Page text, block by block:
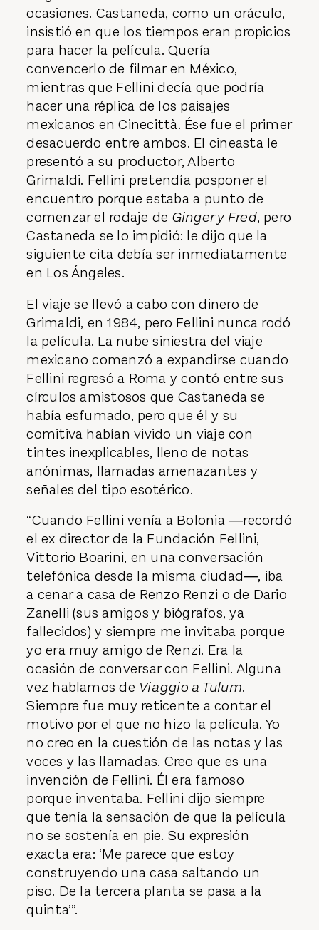
ocasiones. Castaneda, como un oráculo,
insistió en que los tiempos eran propicios
para hacer la película. Quería
convencerlo de filmar en México,
mientras que Fellini decía que podría
hacer una réplica de los paisajes
mexicanos en Cinecittà. Ése fue el primer
desacuerdo entre ambos. El cineasta le
presentó a su productor, Alberto
Grimaldi. Fellini pretendía posponer el
encuentro porque estaba a punto de
comenzar el rodaje de Ginger y Fred, pero
Castaneda se lo impidió: le dijo que la
siguiente cita debía ser inmediatamente
en Los Ángeles.
El viaje se llevó a cabo con dinero de
Grimaldi, en 1984, pero Fellini nunca rodó
la película. La nube siniestra del viaje
mexicano comenzó a expandirse cuando
Fellini regresó a Roma y contó entre sus
círculos amistosos que Castaneda se
había esfumado, pero que él y su
comitiva habían vivido un viaje con
tintes inexplicables, lleno de notas
anónimas, llamadas amenazantes y
señales del tipo esotérico.
“Cuando Fellini venía a Bolonia ―recordó
el ex director de la Fundación Fellini,
Vittorio Boarini, en una conversación
telefónica desde la misma ciudad―, iba
a cenar a casa de Renzo Renzi o de Dario
Zanelli (sus amigos y biógrafos, ya
fallecidos) y siempre me invitaba porque
yo era muy amigo de Renzi. Era la
ocasión de conversar con Fellini. Alguna
vez hablamos de Viaggio a Tulum.
Siempre fue muy reticente a contar el
motivo por el que no hizo la película. Yo
no creo en la cuestión de las notas y las
voces y las llamadas. Creo que es una
invención de Fellini. Él era famoso
porque inventaba. Fellini dijo siempre
que tenía la sensación de que la película
no se sostenía en pie. Su expresión
exacta era: ‘Me parece que estoy
construyendo una casa saltando un
piso. De la tercera planta se pasa a la
quinta’”.